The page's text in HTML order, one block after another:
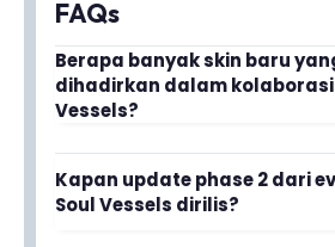
FAQs
Berapa banyak skin baru
dihadirkan dalam kolaborasi
Vessels?
Kolaborasi ini menghadirkan
salah satunya untuk hero
Kapan update phase 2 dari
Soul Vessels dirilis?